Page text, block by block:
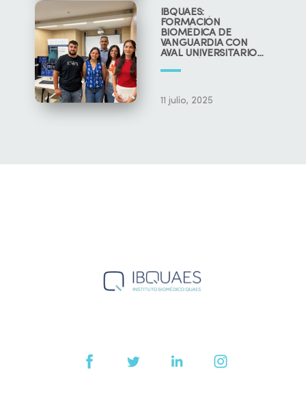
IBQUAES:
FORMACIÓN
BIOMÉDICA DE
VANGUARDIA CON
AVAL UNIVERSITARIO
11 julio, 2025